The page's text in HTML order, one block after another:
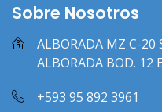
Sobre Nosotros
ALBORADA MZ C-20
ALBORADA BOD. 12
+593 95 892 3961